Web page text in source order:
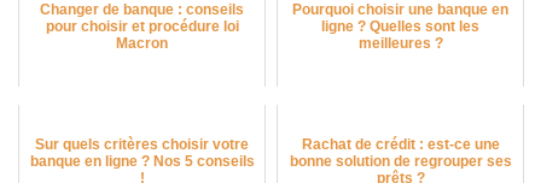
Changer de banque : conseils
pour choisir et procédure loi
Macron
Pourquoi choisir une banque en
ligne ? Quelles sont les
meilleures ?
Sur quels critères choisir votre
banque en ligne ? Nos 5 conseils
!
Rachat de crédit : est-ce une
bonne solution de regrouper ses
prêts ?